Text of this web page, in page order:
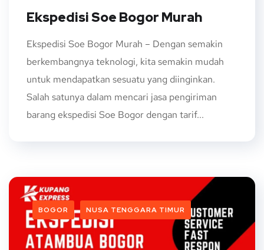
Ekspedisi Soe Bogor Murah
Ekspedisi Soe Bogor Murah – Dengan semakin
berkembangnya teknologi, kita semakin mudah
untuk mendapatkan sesuatu yang diinginkan.
Salah satunya dalam mencari jasa pengiriman
barang ekspedisi Soe Bogor dengan tarif...
BOGOR NUSA TENGGARA TIMUR